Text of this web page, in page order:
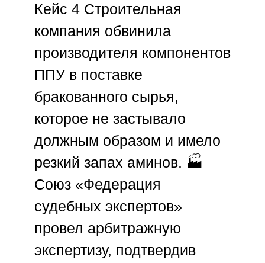
Кейс 4Строительная
компания обвинила
производителя компонентов
ППУв поставке
бракованного сырья,
которое не застывало
должным образом и имело
резкий запах аминов. 🏭
Союз «Федерация
судебных экспертов»
провел арбитражную
экспертизу, подтвердив